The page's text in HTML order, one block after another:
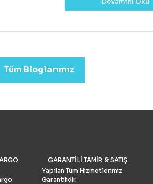
değerli rakipler de vardır.
drone almak mümkündür.
emlak)sektörleri için
Drone Fiyatları oldukça
grubu Drone Industry
tarafından FAA drone
numaralarının analizine
Tüm Bloglarımız
GARANTİLİ TAMİR & SATIŞ
Yapılan Tüm Hizmetlerimiz
Garantilidir.